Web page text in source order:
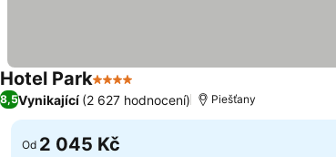
Hotel Park4 Počet hvězdiček
8,5Vynikající (2 627 hodnocení) Piešťany
Od 2 045 Kč